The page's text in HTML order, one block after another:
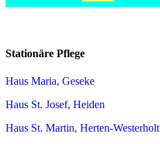
Stationäre Pflege
Haus Maria, Geseke
Haus St. Josef, Heiden
Haus St. Martin, Herten-Westerholt